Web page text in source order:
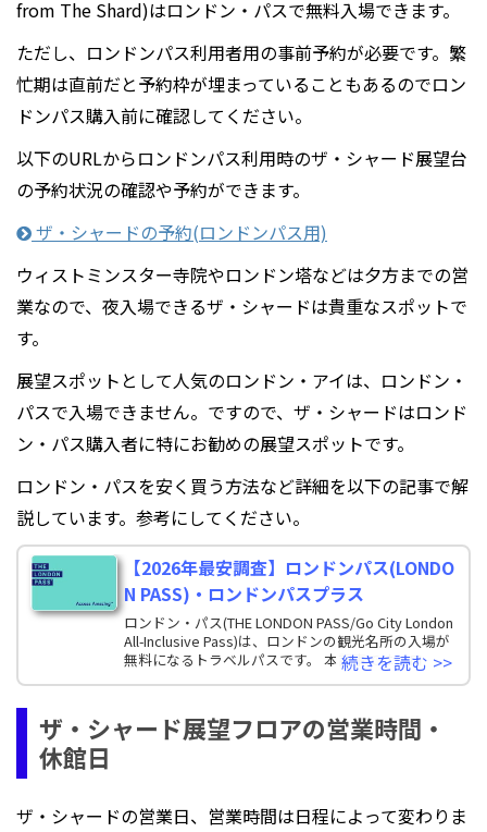
from The Shard)はロンドン・パスで無料入場できます。
ただし、ロンドンパス利用者用の事前予約が必要です。繁
忙期は直前だと予約枠が埋まっていることもあるのでロン
ドンパス購入前に確認してください。
以下のURLからロンドンパス利用時のザ・シャード展望台
の予約状況の確認や予約ができます。
ザ・シャードの予約(ロンドンパス用)
ウィストミンスター寺院やロンドン塔などは夕方までの営
業なので、夜入場できるザ・シャードは貴重なスポットで
す。
展望スポットとして人気のロンドン・アイは、ロンドン・
パスで入場できません。ですので、ザ・シャードはロンド
ン・パス購入者に特にお勧めの展望スポットです。
ロンドン・パスを安く買う方法など詳細を以下の記事で解
説しています。参考にしてください。
【2026年最安調査】ロンドンパス(LONDO
N PASS)・ロンドンパスプラス
ロンドン・パス(THE LONDON PASS/Go City London
All-Inclusive Pass)は、ロンドンの観光名所の入場が
無料になるトラベルパスです。 本記事では、ロ
続きを読む >>
ザ・シャード展望フロアの営業時間・
休館日
ザ・シャードの営業日、営業時間は日程によって変わりま